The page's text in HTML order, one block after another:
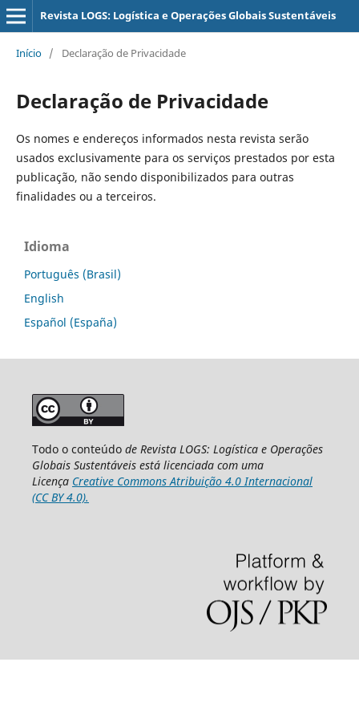
Revista LOGS: Logística e Operações Globais Sustentáveis
Início / Declaração de Privacidade
Declaração de Privacidade
Os nomes e endereços informados nesta revista serão
usados exclusivamente para os serviços prestados por esta
publicação, não sendo disponibilizados para outras
finalidades ou a terceiros.
Idioma
Português (Brasil)
English
Español (España)
Todo o conteúdode Revista LOGS: Logística e Operações
Globais Sustentáveis está licenciada com uma
Licença Creative Commons Atribuição 4.0 Internacional
(CC BY 4.0).